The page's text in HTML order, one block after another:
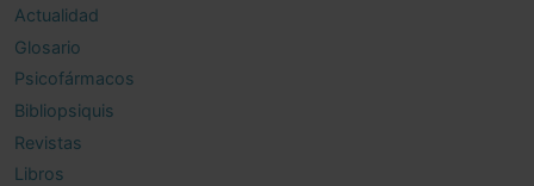
Actualidad
Glosario
Psicofármacos
Bibliopsiquis
Revistas
Libros